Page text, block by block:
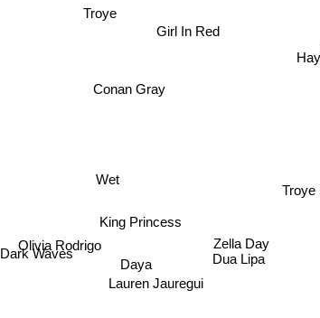
Zella Day
Troye
Dark Waves Dua Lipa
Wet
Girl In Red
Lauren Jauregui
Daya
Conan Gray
Troye
Olivia Rodrigo